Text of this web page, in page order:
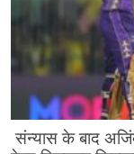
संन्यास के बाद